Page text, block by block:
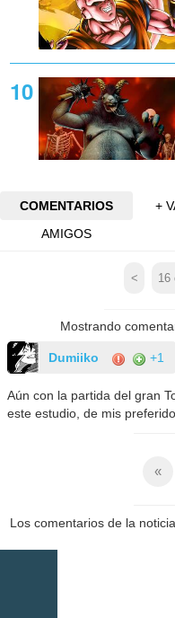
COMENTARIOS
+
AMIGOS
< 16
Mostrando
Dumiiko +1
Aún con la partida del gran
este estudio, de mis
«
Los comentarios de la